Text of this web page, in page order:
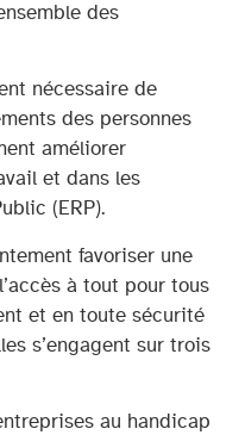
des
nécessaire de
des personnes
améliorer
et dans les
(ERP).
favoriser une
à tout pour tous
et en toute sécurité
s’engagent sur trois
au handicap